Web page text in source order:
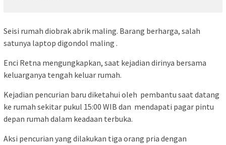
Seisi rumah diobrak abrik maling. Barang berharga, salah
satunya laptop digondol maling .
Enci Retna mengungkapkan, saat kejadian dirinya bersama
keluarganya tengah keluar rumah.
Kejadian pencurian baru diketahui oleh pembantu saat datang
ke rumah sekitar pukul 15:00 WIB dan mendapati pagar pintu
depan rumah dalam keadaan terbuka.
Aksi pencurian yang dilakukan tiga orang pria dengan